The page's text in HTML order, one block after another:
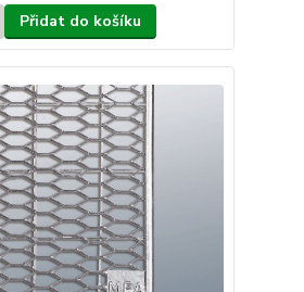
Přidat do košíku